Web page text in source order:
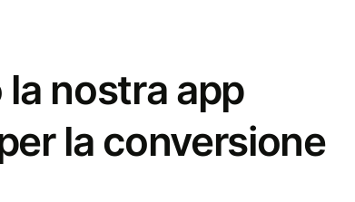
nostra app
la conversione